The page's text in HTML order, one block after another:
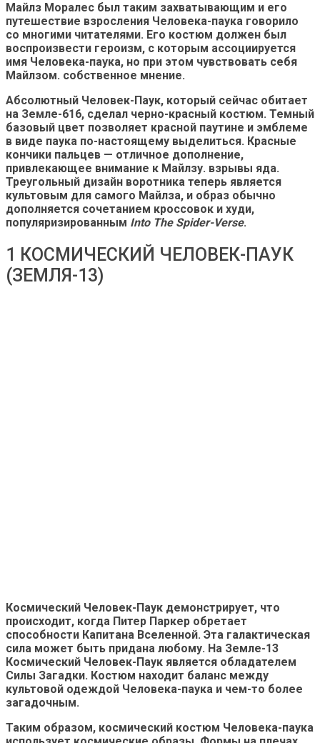
Майлз Моралес был таким захватывающим и его
путешествие взросления Человека-паука говорило
со многими читателями. Его костюм должен был
воспроизвести героизм, с которым ассоциируется
имя Человека-паука, но при этом чувствовать себя
Майлзом. собственное мнение.
Абсолютный Человек-Паук, который сейчас обитает
на Земле-616, сделал черно-красный костюм. Темный
базовый цвет позволяет красной паутине и эмблеме
в виде паука по-настоящему выделиться. Красные
кончики пальцев — отличное дополнение,
привлекающее внимание к Майлзу. взрывы яда.
Треугольный дизайн воротника теперь является
культовым для самого Майлза, и образ обычно
дополняется сочетанием кроссовок и худи,
популяризированным Into The Spider-Verse.
1 КОСМИЧЕСКИЙ ЧЕЛОВЕК-ПАУК
(ЗЕМЛЯ-13)
Космический Человек-Паук демонстрирует, что
происходит, когда Питер Паркер обретает
способности Капитана Вселенной. Эта галактическая
сила может быть придана любому. На Земле-13
Космический Человек-Паук является обладателем
Силы Загадки. Костюм находит баланс между
культовой одеждой Человека-паука и чем-то более
загадочным.
Таким образом, космический костюм Человека-паука